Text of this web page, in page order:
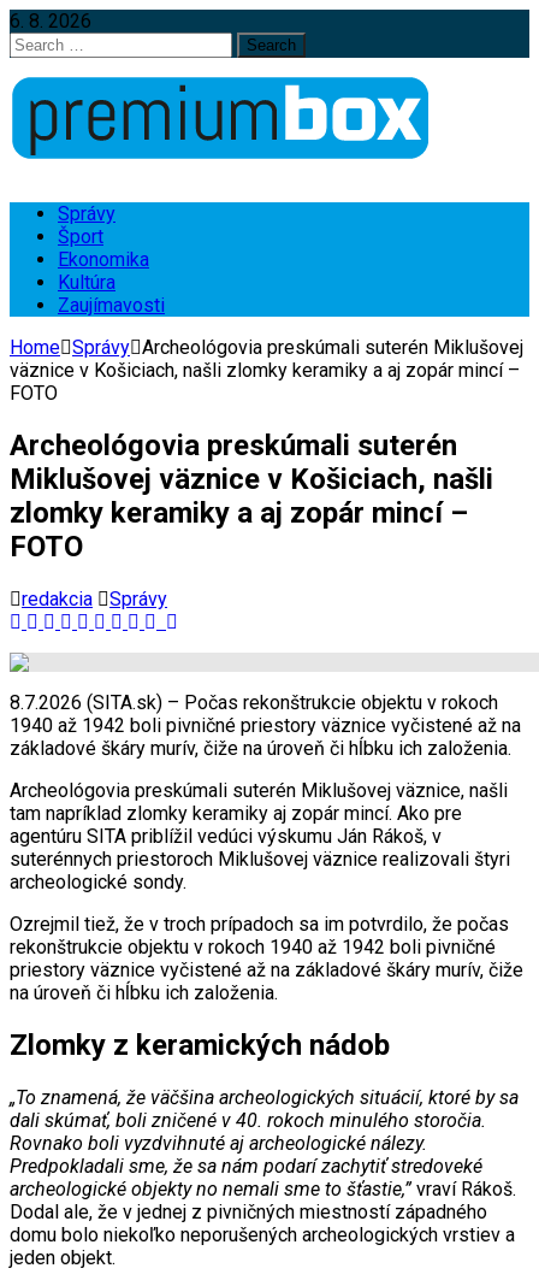
6. 8. 2026
Search
for:
Správy
Šport
Ekonomika
Kultúra
Zaujímavosti
Home Správy Archeológovia preskúmali suterén Miklušovej
väznice v Košiciach, našli zlomky keramiky a aj zopár mincí –
FOTO
Archeológovia preskúmali suterén
Miklušovej väznice v Košiciach, našli
zlomky keramiky a aj zopár mincí –
FOTO
redakcia Správy
8.7.2026 (SITA.sk) – Počas rekonštrukcie objektu v rokoch
1940 až 1942 boli pivničné priestory väznice vyčistené až na
základové škáry murív, čiže na úroveň či hĺbku ich založenia.
Archeológovia preskúmali suterén Miklušovej väznice, našli
tam napríklad zlomky keramiky aj zopár mincí. Ako pre
agentúru SITA priblížil vedúci výskumu Ján Rákoš, v
suterénnych priestoroch Miklušovej väznice realizovali štyri
archeologické sondy.
Ozrejmil tiež, že v troch prípadoch sa im potvrdilo, že počas
rekonštrukcie objektu v rokoch 1940 až 1942 boli pivničné
priestory väznice vyčistené až na základové škáry murív, čiže
na úroveň či hĺbku ich založenia.
Zlomky z keramických nádob
„To znamená, že väčšina archeologických situácií, ktoré by sa
dali skúmať, boli zničené v 40. rokoch minulého storočia.
Rovnako boli vyzdvihnuté aj archeologické nálezy.
Predpokladali sme, že sa nám podarí zachytiť stredoveké
archeologické objekty no nemali sme to šťastie,”vraví Rákoš.
Dodal ale, že v jednej z pivničných miestností západného
domu bolo niekoľko neporušených archeologických vrstiev a
jeden objekt.